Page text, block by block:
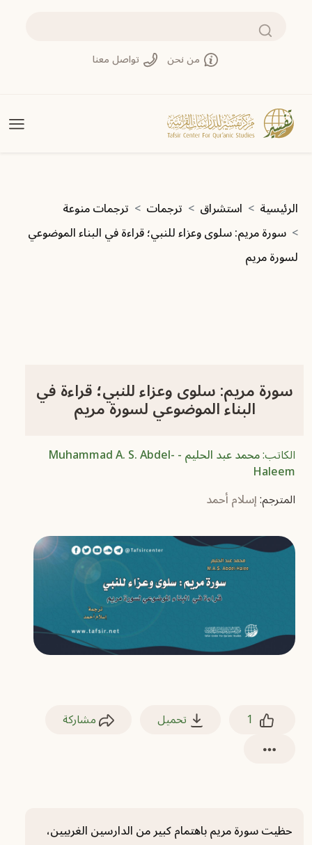
بحث
من نحن تواصل معنا
مسار التنقل
الرئيسية استشراق ترجمات
ترجمات منوعة
سورة مريم: سلوى وعزاء للنبي؛ قراءة في البناء الموضوعي
لسورة مريم
سورة مريم: سلوى وعزاء للنبي؛ قراءة في
البناء الموضوعي لسورة مريم
الكاتب: محمد عبد الحليم - Muhammad A. S. Abdel-
Haleem
المترجم:إسلام أحمد
1 تحميل مشاركة
حظيت سورة مريم باهتمام كبير من الدارسين الغربيين،